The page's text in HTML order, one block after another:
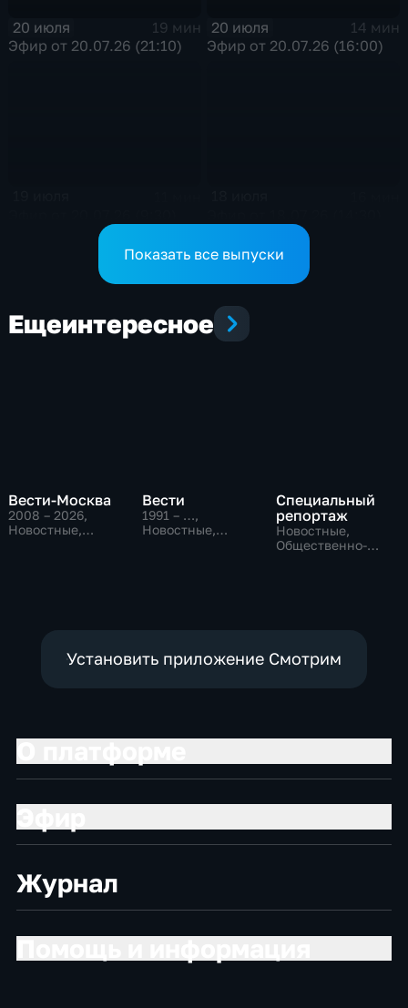
20 июля
19 мин
Эфир от 20.07.26 (21:10)
20 июля
14 мин
Эфир от 20.07.26 (16:00)
Показать все выпуски
Ещеинтересное
Вести-Москва
2008 – 2026,
Новостные,
Вести
1991 – …,
Новостные,
Специальный
репортаж
Новостные,
Общественно-
Установить приложение Смотрим
Журнал